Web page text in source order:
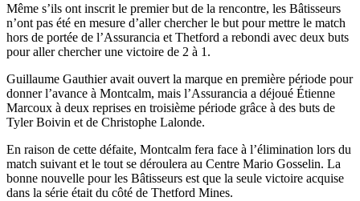
Même s’ils ont inscrit le premier but de la rencontre, les Bâtisseurs
n’ont pas été en mesure d’aller chercher le but pour mettre le match
hors de portée de l’Assurancia et Thetford a rebondi avec deux buts
pour aller chercher une victoire de 2 à 1.
Guillaume Gauthier avait ouvert la marque en première période pour
donner l’avance à Montcalm, mais l’Assurancia a déjoué Étienne
Marcoux à deux reprises en troisième période grâce à des buts de
Tyler Boivin et de Christophe Lalonde.
En raison de cette défaite, Montcalm fera face à l’élimination lors du
match suivant et le tout se déroulera au Centre Mario Gosselin. La
bonne nouvelle pour les Bâtisseurs est que la seule victoire acquise
dans la série était du côté de Thetford Mines.